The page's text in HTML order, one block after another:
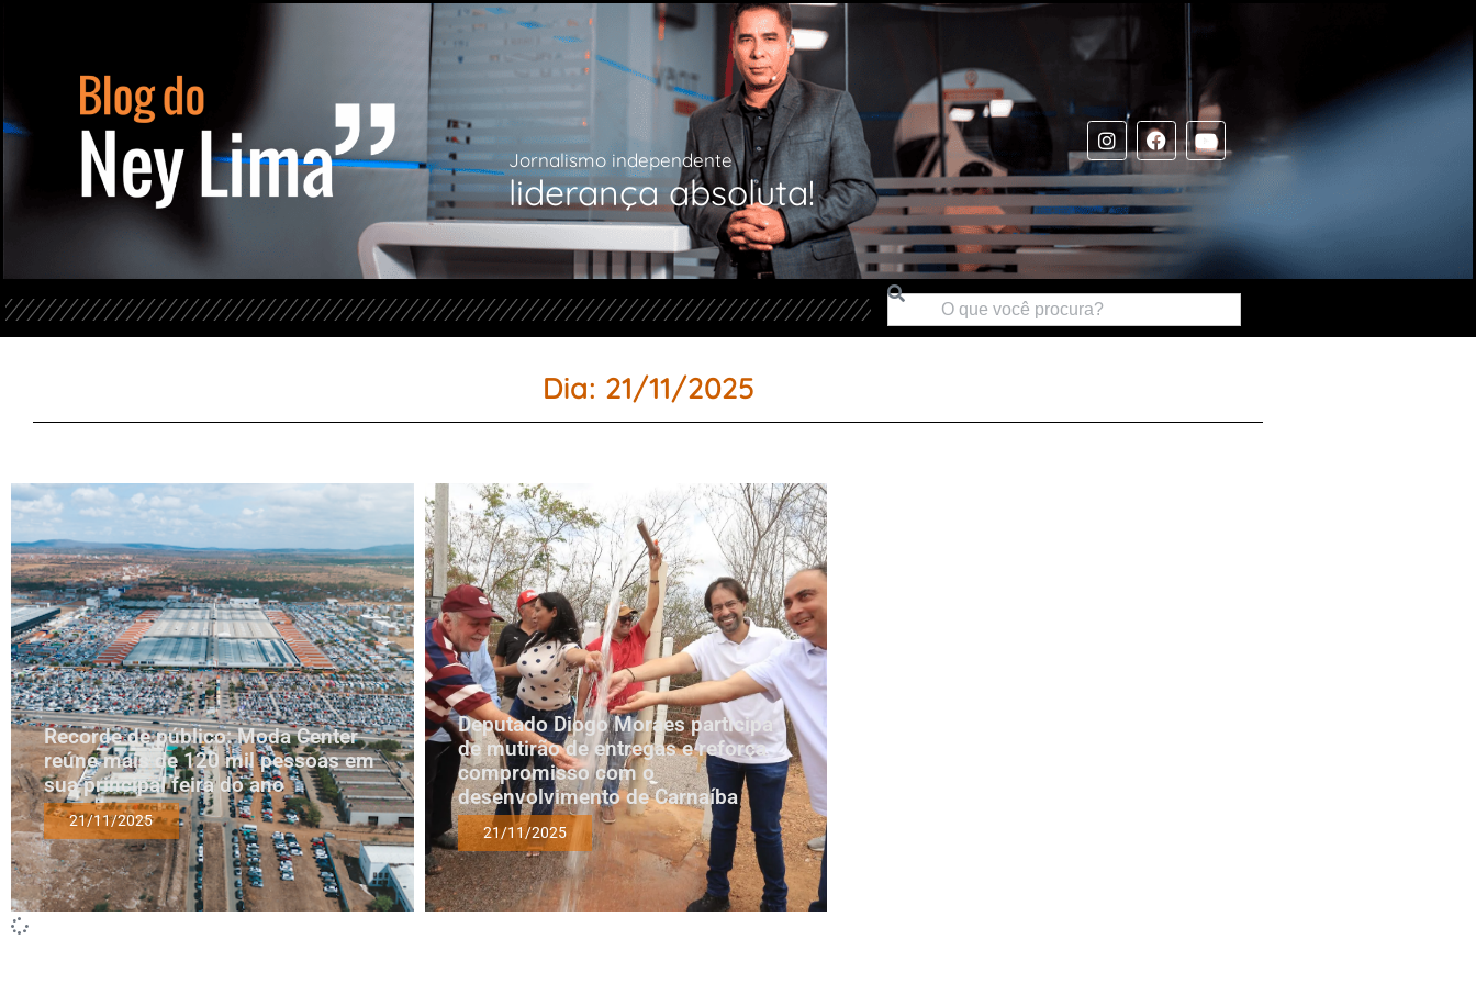
Jornalismo independente
liderança absoluta!
Dia: 21/11/2025
Recorde de público: Moda Center
reúne mais de 120 mil pessoas em
sua principal feira do ano
21/11/2025
Deputado Diogo Moraes participa
de mutirão de entregas e reforça
compromisso com o
desenvolvimento de Carnaíba
21/11/2025